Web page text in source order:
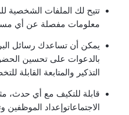
تتيح لك الملفات الشخصية
معلومات مفصلة عن أي
يمكن أن تساعدك رسائل
بالدعوات على تحسين
التذكير والمتابعة القابلة
قابلة للتكيف مع أي حدث،
الاجتماعاتوإعداد الموظفين